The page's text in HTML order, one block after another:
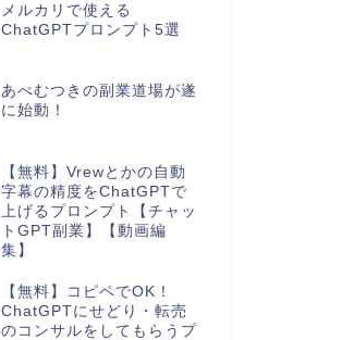
メルカリで使える
ChatGPTプロンプト5選
あべむつきの副業道場が遂
に始動！
【無料】Vrewとかの自動
字幕の精度をChatGPTで
上げるプロンプト【チャッ
トGPT副業】【動画編
集】
【無料】コピペでOK！
ChatGPTにせどり・転売
のコンサルをしてもらうプ